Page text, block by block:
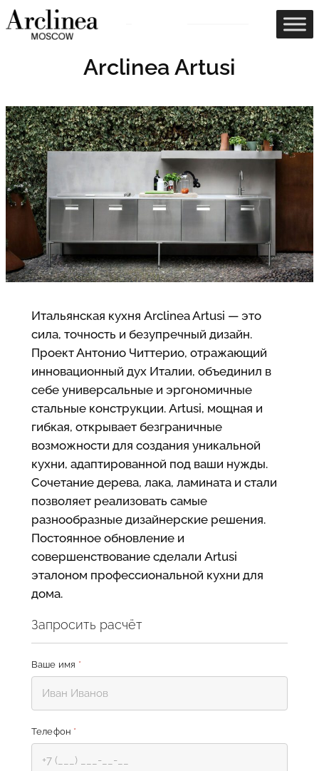
Перейти
к
Arclinea Artusi
Итальянская кухня Arclinea Artusi — это
сила, точность и безупречный дизайн.
Проект Антонио Читтерио, отражающий
инновационный дух Италии, объединил в
себе универсальные и эргономичные
стальные конструкции. Artusi, мощная и
гибкая, открывает безграничные
возможности для создания уникальной
кухни, адаптированной под ваши нужды.
Сочетание дерева, лака, ламината и стали
позволяет реализовать самые
разнообразные дизайнерские решения.
Постоянное обновление и
совершенствование сделали Artusi
эталоном профессиональной кухни для
дома.
Запросить расчёт
Ваше имя *
Телефон *